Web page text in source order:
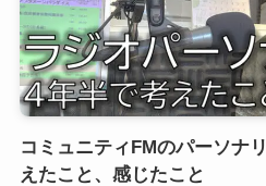
コミュニティFMのパーソナ
えたこと、感じたこと